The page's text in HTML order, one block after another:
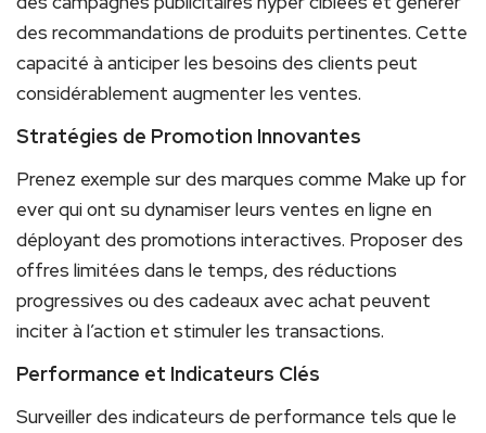
des recommandations de produits pertinentes. Cette
capacité à anticiper les besoins des clients peut
considérablement augmenter les ventes.
Stratégies de Promotion Innovantes
Prenez exemple sur des marques comme Make up for
ever qui ont su dynamiser leurs ventes en ligne en
déployant des promotions interactives. Proposer des
offres limitées dans le temps, des réductions
progressives ou des cadeaux avec achat peuvent
inciter à l’action et stimuler les transactions.
Performance et Indicateurs Clés
Surveiller des indicateurs de performance tels que le